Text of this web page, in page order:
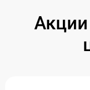
Акции